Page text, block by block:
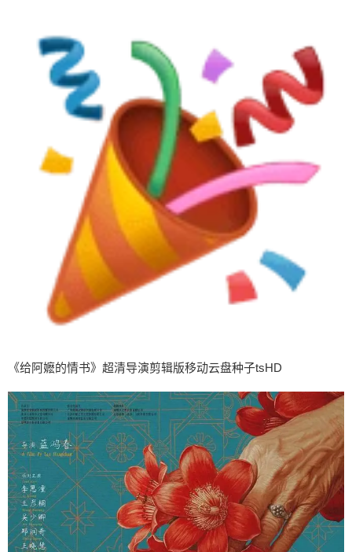
《给阿嬷的情书》超清导演剪辑版移动云盘种子tsHD